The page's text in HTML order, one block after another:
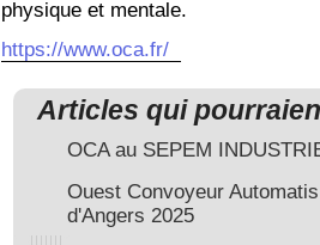
physique et mentale.
https://www.oca.fr/
Articles qui
OCA au SEPEM
Ouest Convoyeur
d'Angers 2025